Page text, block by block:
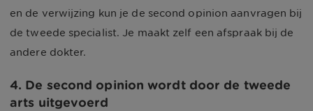
en de verwijzing kun je de second opinion aanvragen bij
de tweede specialist. Je maakt zelf een afspraak bij de
andere dokter.
4. De second opinion wordt door de tweede
arts uitgevoerd